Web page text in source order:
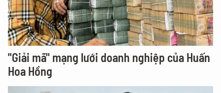
"Giải mã" mạng lưới doanh nghiệp của Huấn
Hoa Hồng